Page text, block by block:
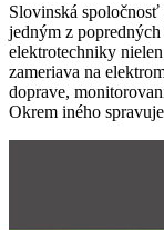
Slovinská spoločnosť
jedným z
elektrotechniky
zameriava na
doprave,
Okrem iného